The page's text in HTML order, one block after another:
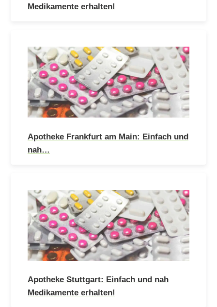
Medikamente erhalten!
Apotheke Frankfurt am Main: Einfach und
nah…
Apotheke Stuttgart: Einfach und nah
Medikamente erhalten!